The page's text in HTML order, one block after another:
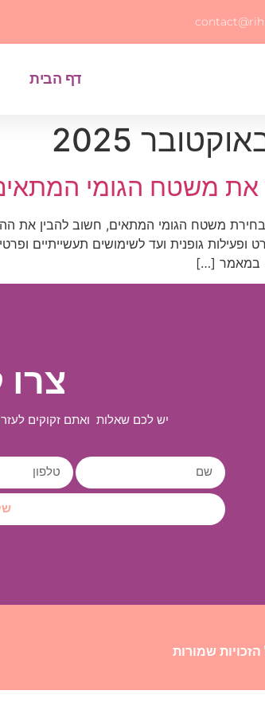
דף הבית
את משטח הגומי
משטח הגומי המתאים, חשוב להבין את
גופנית ועד לשימושים תעשייתיים
במאמר […]
יש לכם שאלות ואתם זקוקים
הזכויות שמורות